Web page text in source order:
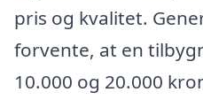
pris og kvalitet.
forvente, at en
10.000 og 20.000